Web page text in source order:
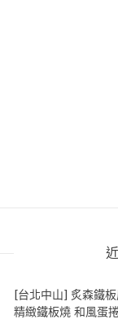
[台北中山] 炙森鐵
精緻鐵板燒 和風蛋